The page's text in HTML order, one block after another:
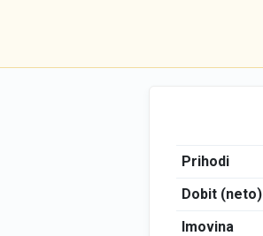
Prihodi
Dobit (neto)
Imovina